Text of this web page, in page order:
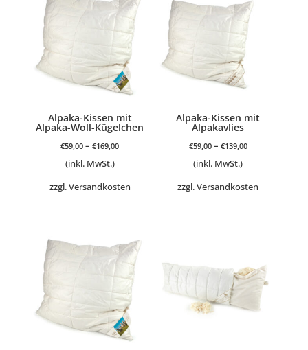
Alpaka-Kissen mit
Alpaka-Woll-Kügelchen
€59,00 –€169,00
(inkl. MwSt.)
zzgl.Versandkosten
Alpaka-Kissen mit
Alpakavlies
€59,00– €139,00
(inkl. MwSt.)
zzgl.Versandkosten